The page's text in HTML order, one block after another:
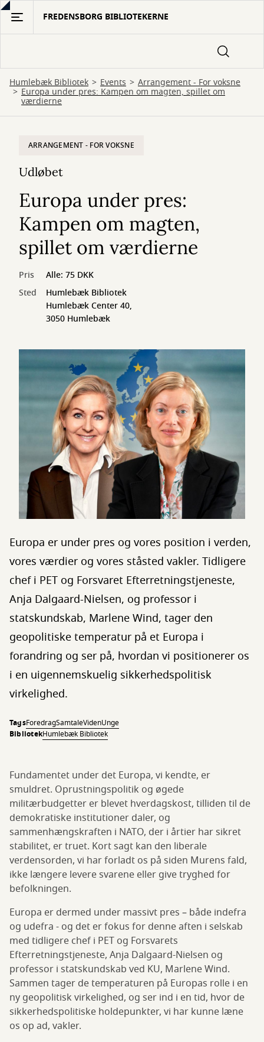
Gå
hovedindhold
FREDENSBORG BIBLIOTEKERNE
Humlebæk Bibliotek Events Arrangement - For voksne
Europa under pres: Kampen om magten, spillet om
værdierne
ARRANGEMENT - FOR VOKSNE
Udløbet
Europa under pres:
Kampen om magten,
spillet om værdierne
Pris
Alle: 75 DKK
Sted
Humlebæk Bibliotek
Humlebæk Center 40,
3050 Humlebæk
Europa er under pres og vores position i verden,
vores værdier og vores ståsted vakler. Tidligere
chef i PET og Forsvaret Efterretningstjeneste,
Anja Dalgaard-Nielsen, og professor i
statskundskab, Marlene Wind, tager den
geopolitiske temperatur på et Europa i
forandring og ser på, hvordan vi positionerer os
i en uigennemskuelig sikkerhedspolitisk
virkelighed.
TagsForedragSamtaleVidenUnge
BibliotekHumlebæk Bibliotek
Fundamentet under det Europa, vi kendte, er
smuldret. Oprustningspolitik og øgede
militærbudgetter er blevet hverdagskost, tilliden til de
demokratiske institutioner daler, og
sammenhængskraften i NATO, der i årtier har sikret
stabilitet, er truet. Kort sagt kan den liberale
verdensorden, vi har forladt os på siden Murens fald,
ikke længere levere svarene eller give tryghed for
befolkningen.
Europa er dermed under massivt pres – både indefra
og udefra - og det er fokus for denne aften i selskab
med tidligere chef i PET og Forsvarets
Efterretningstjeneste, Anja Dalgaard-Nielsen og
professor i statskundskab ved KU, Marlene Wind.
Sammen tager de temperaturen på Europas rolle i en
ny geopolitisk virkelighed, og ser ind i en tid, hvor de
sikkerhedspolitiske holdepunkter, vi har kunne læne
os op ad, vakler.